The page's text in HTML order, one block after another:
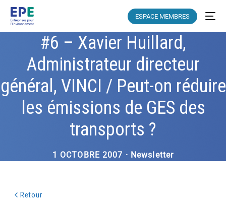
ESPACE MEMBRES
#6 – Xavier Huillard,
Administrateur directeur
général, VINCI / Peut-on réduire
les émissions de GES des
transports ?
1 OCTOBRE 2007 · Newsletter
Retour